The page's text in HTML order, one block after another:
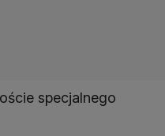
specjalnego